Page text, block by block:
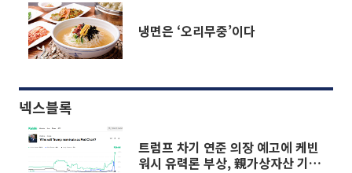
냉면은 ‘오리무중’이다
넥스블록
트럼프 차기 연준 의장 예고에 케빈
워시 유력론 부상, 親가상자산 기대